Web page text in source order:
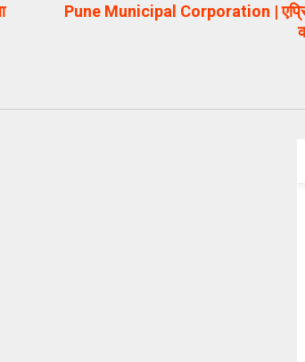
Pune Municipal Corporation |